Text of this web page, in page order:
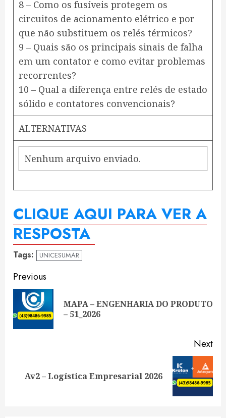
8 – Como os fusíveis protegem os
circuitos de acionamento elétrico e por
que não substituem os relés térmicos?
9 – Quais são os principais sinais de falha
em um contator e como evitar problemas
recorrentes?
10 – Qual a diferença entre relés de estado
sólido e contatores convencionais?
ALTERNATIVAS
Nenhum arquivo enviado.
CLIQUE AQUI PARA VER A
RESPOSTA
Tags: UNICESUMAR
Continue
Reading
Previous
MAPA – ENGENHARIA DO PRODUTO
– 51_2026
Next
Next
Av2 – Logística Empresarial 2026